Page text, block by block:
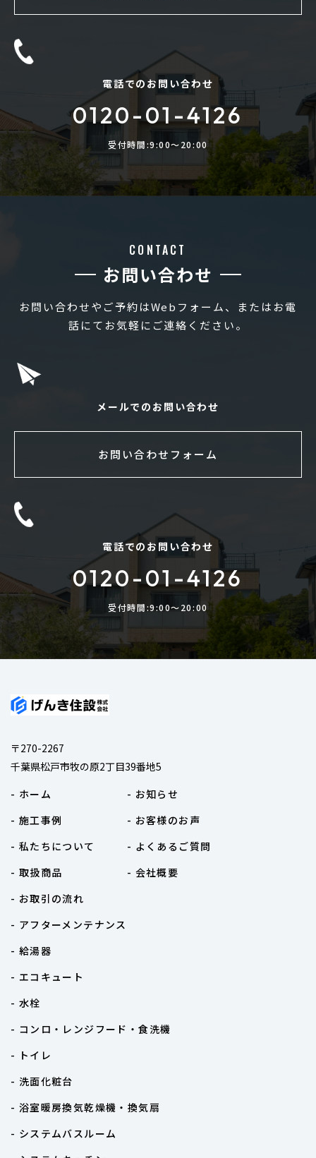
電話でのお問い合わせ
0120-01-4126
受付時間:9:00〜20:00
CONTACT
お問い合わせ
お問い合わせやご予約はWebフォーム、またはお電
話にてお気軽にご連絡ください。
メールでのお問い合わせ
お問い合わせフォーム
電話でのお問い合わせ
0120-01-4126
受付時間:9:00〜20:00
〒270-2267
千葉県松戸市牧の原2丁目39番地5
- ホーム
- 施工事例
- 私たちについて
- 取扱商品
- お取引の流れ
- アフターメンテナンス
- お知らせ
- お客様のお声
- よくあるご質問
- 会社概要
- 給湯器
- エコキュート
- 水栓
- コンロ・レンジフード・食洗機
- トイレ
- 洗面化粧台
- 浴室暖房換気乾燥機・換気扇
- システムバスルーム